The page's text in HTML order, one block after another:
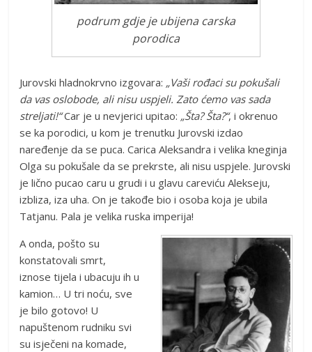
podrum gdje je ubijena carska
porodica
Jurovski hladnokrvno izgovara: „Vaši rođaci su pokušali
da vas oslobode, ali nisu uspjeli. Zato ćemo vas sada
streljati!“Car je u nevjerici upitao: „Šta? Šta?“, i okrenuo
se ka porodici, u kom je trenutku Jurovski izdao
naređenje da se puca. Carica Aleksandra i velika kneginja
Olga su pokušale da se prekrste, ali nisu uspjele. Jurovski
je lično pucao caru u grudi i u glavu careviću Alekseju,
izbliza, iza uha. On je takođe bio i osoba koja je ubila
Tatjanu. Pala je velika ruska imperija!
A onda, pošto su
konstatovali smrt,
iznose tijela i ubacuju ih u
kamion… U tri noću, sve
je bilo gotovo! U
napuštenom rudniku svi
su isječeni na komade,